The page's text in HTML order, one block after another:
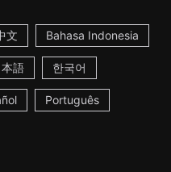
文 Bahasa Indonesia
本語 한국어
Português